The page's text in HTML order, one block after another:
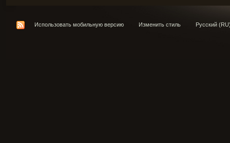
Использовать мобильную версию Изменить стиль Русский